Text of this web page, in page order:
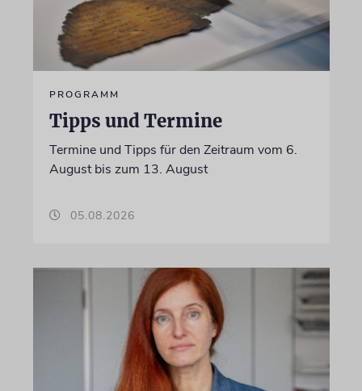
PROGRAMM
Tipps und Termine
Termine und Tipps für den Zeitraum vom 6.
August bis zum 13. August
05.08.2026